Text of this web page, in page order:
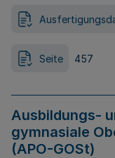
Seite 457
Ausbildungs-
gymnasiale
(APO-GOSt)